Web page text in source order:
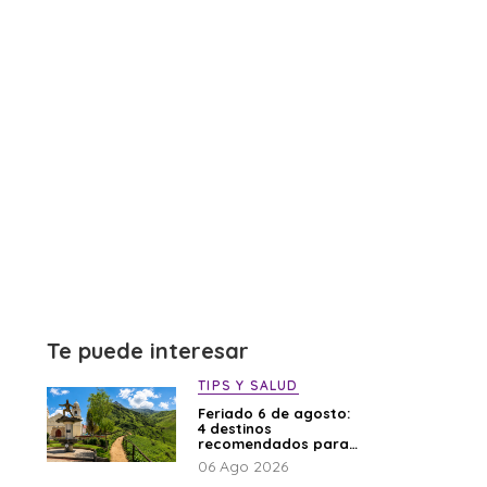
Te puede interesar
TIPS Y SALUD
Feriado 6 de agosto:
4 destinos
recomendados para
disfrutar el descanso
06 Ago 2026